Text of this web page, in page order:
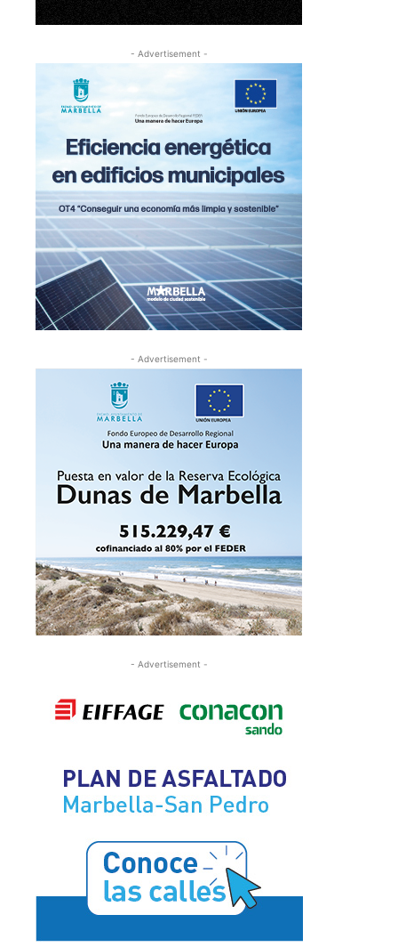
- Advertisement -
- Advertisement -
- Advertisement -